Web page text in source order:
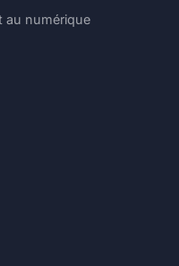
au numérique